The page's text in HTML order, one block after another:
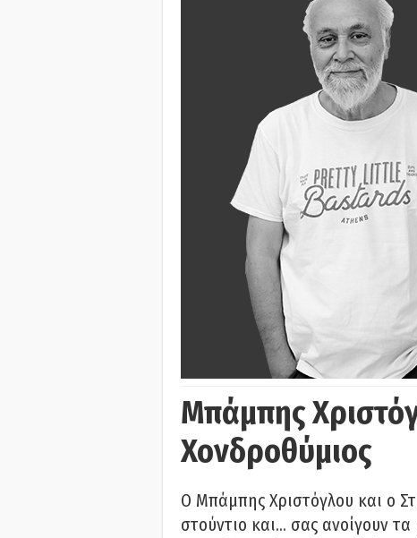
Μπάμπης
Χονδροθύμιος
O Μπάμπης Χριστόγλου και ο
στούντιο και… σας ανοίγουν